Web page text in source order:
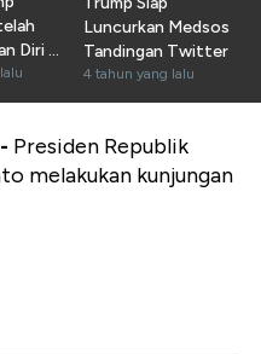
Diri &
Luncurkan Medsos
Tandingan Twitter
4 tahun yang lalu
Presiden Republik
melakukan kunjungan